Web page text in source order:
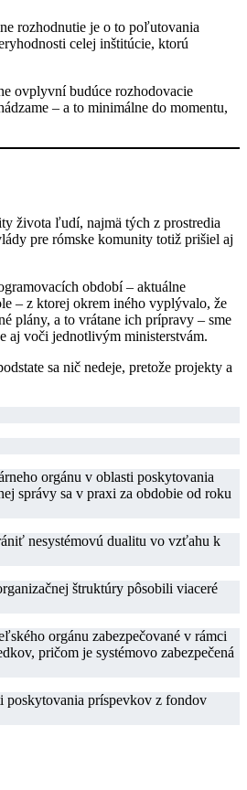
rozhodnutie je o to poľutovania
celej inštitúcie, ktorú
ovplyvní budúce rozhodovacie
– a to minimálne do momentu,
života ľudí, najmä tých z prostredia
pre rómske komunity totiž prišiel aj
období – aktuálne
– z ktorej okrem iného vyplývalo, že
plány, a to vrátane ich prípravy – sme
aj voči jednotlivým ministerstvám.
sa nič nedeje, pretože projekty a
orgánu v oblasti poskytovania
správy sa v praxi za obdobie od roku
nesystémovú dualitu vo vzťahu k
štruktúry pôsobili viaceré
orgánu zabezpečované v rámci
pričom je systémovo zabezpečená
poskytovania príspevkov z fondov